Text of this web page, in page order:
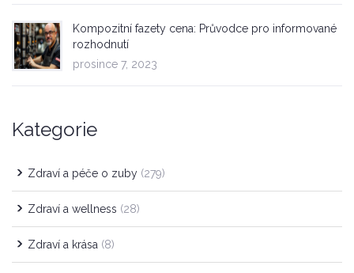
Kompozitní fazety cena: Průvodce pro informované
rozhodnutí
prosince 7, 2023
Kategorie
Zdraví a péče o zuby (279)
Zdraví a wellness (28)
Zdraví a krása (8)